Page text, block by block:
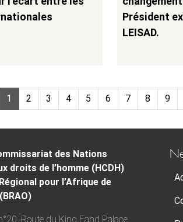
Président
LEISAD.
Page
1 Page
2 Page
3 Page
4 Page
5 Page
6 Page
7 Page
8 Page
9
des Nations
droits de l’homme (HCDH)
pour l’Afrique de
Route du King Fahd Palace,